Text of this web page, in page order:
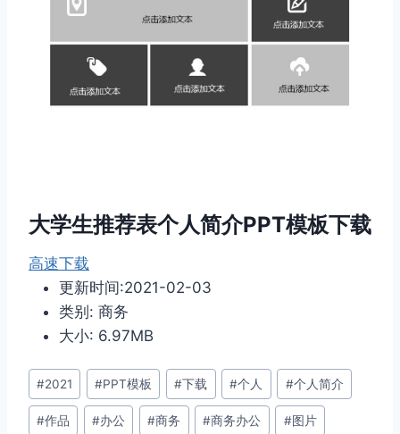
大学生推荐表个人简介PPT模板下载
高速下载
更新时间:2021-02-03
类别: 商务
大小: 6.97MB
文
章
标
#2021 #PPT模板 #下载 #个人 #个人简介
#作品 #办公 #商务 #商务办公 #图片